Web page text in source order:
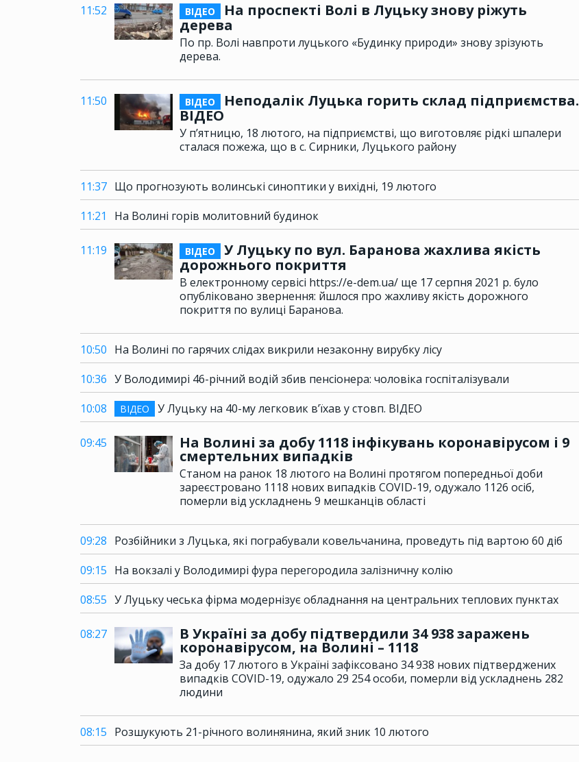
11:52 ВІДЕО
На проспекті Волі в Луцьку знову ріжуть
дерева
По пр. Волі навпроти луцького «Будинку природи» знову зрізують
дерева.
11:50 ВІДЕО
Неподалік Луцька горить склад підприємства.
ВІДЕО
У п’ятницю, 18 лютого, на підприємстві, що виготовляє рідкі шпалери
сталася пожежа, що в с. Сирники, Луцького району
11:37 Що прогнозують волинські синоптики у вихідні, 19 лютого
11:21
На Волині горів молитовний будинок
11:19 ВІДЕО
У Луцьку по вул. Баранова жахлива якість
дорожнього покриття
В електронному сервісі https://e-dem.ua/ ще 17 серпня 2021 р. було
опубліковано звернення: йшлося про жахливу якість дорожного
покриття по вулиці Баранова.
10:50 На Волині по гарячих слідах викрили незаконну вирубку лісу
10:36 У Володимирі 46-річний водій збив пенсіонера: чоловіка госпіталізували
10:08
ВІДЕО У Луцьку на 40-му легковик в’їхав у стовп. ВІДЕО
09:45 На Волині за добу 1118 інфікувань коронавірусом і 9
смертельних випадків
Станом на ранок 18 лютого на Волині протягом попередньої доби
зареєстровано 1118 нових випадків COVID-19, одужало 1126 осіб,
померли від ускладнень 9 мешканців області
09:28 Розбійники з Луцька, які пограбували ковельчанина, проведуть під вартою 60 діб
09:15 На вокзалі у Володимирі фура перегородила залізничну колію
08:55 У Луцьку чеська фірма модернізує обладнання на центральних теплових пунктах
08:27 В Україні за добу підтвердили 34 938 заражень
коронавірусом, на Волині – 1118
За добу 17 лютого в Україні зафіксовано 34 938 нових підтверджених
випадків COVID-19, одужало 29 254 особи, померли від ускладнень 282
людини
08:15 Розшукують 21-річного волинянина, який зник 10 лютого